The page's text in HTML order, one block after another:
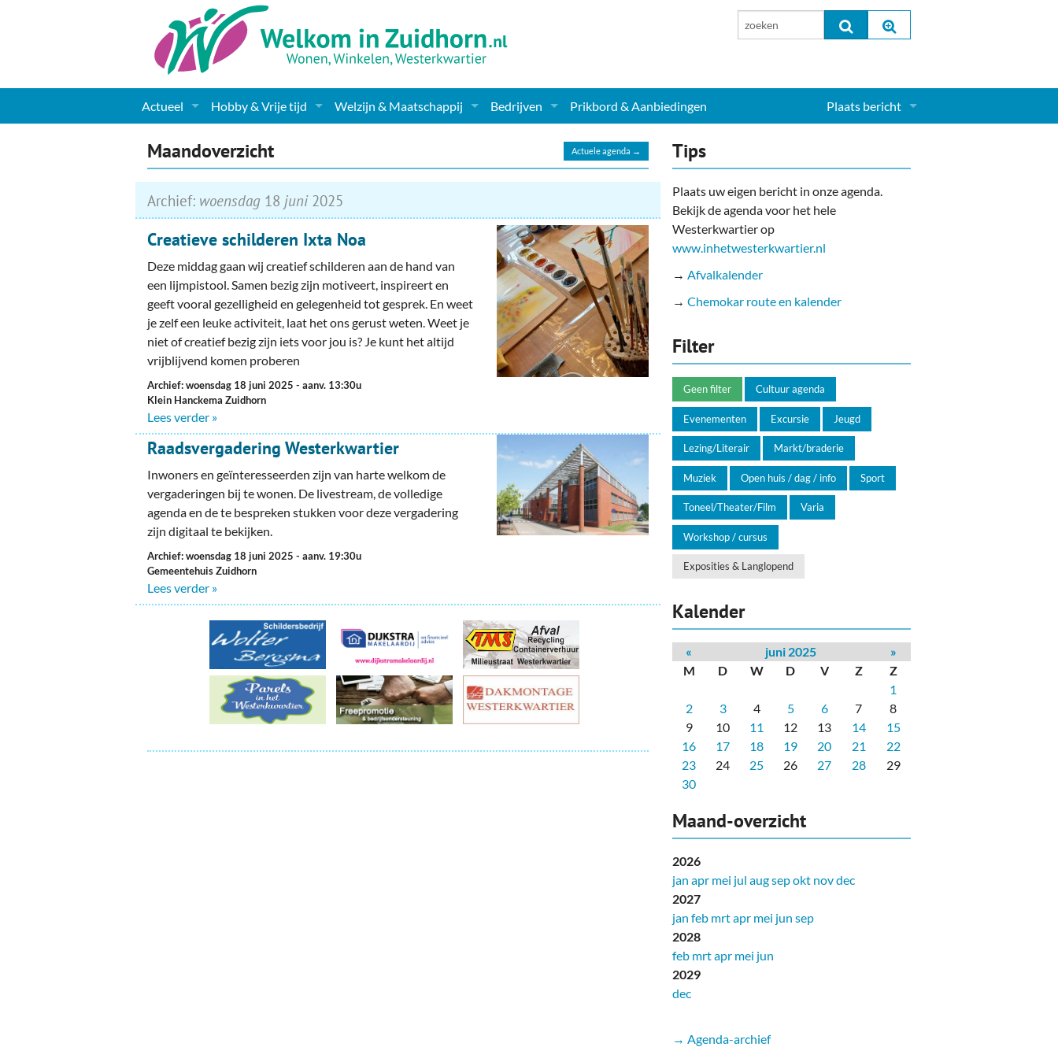
Actueel
Nieuws
Gemeente informatie
Woningaanbod
Columns & Redactioneel
Foto-pagina
Hobby & Vrije tijd
Muziek
Toerisme & Musea
Podia & Dorpshuizen
Welzijn & Maatschappij
Kinderopvang
Levensbeschouwelijk
Onderwijs & jeugd
Politieke Partijen
Bedrijven
Supermarkt & Levensmiddelen
Dieren & Tuin
Horeca & Uitgaan
Vervoer, Auto's & Fietsen
Wonen & Interieur
Financiën, Makelaars & Hypotheken
Diensten, Gemak & Zakelijk
(Ver) Bouw & Onderhoud
Bedrijventerreinen
Bedrijven van Vroeger
Prikbord & Aanbiedingen Plaats bericht
Actuele agenda →
Maandoverzicht
Archief: woensdag 18 juni2025
Creatieve schilderen Ixta Noa
Deze middag gaan wij creatief schilderen aan de hand van
een lijmpistool. Samen bezig zijn motiveert, inspireert en
geeft vooral gezelligheid en gelegenheid tot gesprek. En weet
je zelf een leuke activiteit, laat het ons gerust weten. Weet je
niet of creatief bezig zijn iets voor jou is? Je kunt het altijd
vrijblijvend komen proberen
Archief: woensdag 18 juni 2025- aanv. 13:30u
Klein Hanckema Zuidhorn
Lees verder »
Raadsvergadering Westerkwartier
Inwoners en geïnteresseerden zijn van harte welkom de
vergaderingen bij te wonen. De livestream, de volledige
agenda en de te bespreken stukken voor deze vergadering
zijn digitaal te bekijken.
Archief: woensdag 18 juni 2025- aanv. 19:30u
Gemeentehuis Zuidhorn
Lees verder »
Tips
Plaats uw eigen bericht in onze agenda.
Bekijk de agenda voor het hele
Westerkwartier op
www.inhetwesterkwartier.nl
→ Afvalkalender
→ Chemokar route en kalender
Filter
Geen filter Cultuur agenda
Evenementen Excursie Jeugd
Lezing/Literair Markt/braderie
Muziek Open huis / dag / info Sport
Toneel/Theater/Film Varia
Workshop / cursus
Exposities & Langlopend
Kalender
« juni 2025
»
M
D W D V Z
Z
1
2
3 4 5 6 7
8
9
10 11 12 13 14
15
16
17 18 19 20 21
22
23
24 25 26 27 28
29
30
Maand-overzicht
2026
jan apr mei jul augsepokt novdec
2027
jan feb mrtapr mei jun sep
2028
feb mrtapr mei jun
2029
dec
→ Agenda-archief